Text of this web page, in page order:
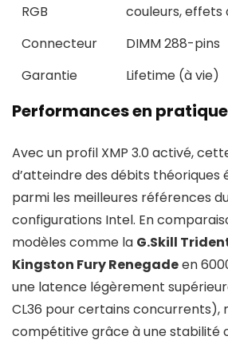
RGB
couleurs, effets
Connecteur
DIMM 288-pins
Garantie
Lifetime (à vie)
Performances en pratique
Avec un profil XMP 3.0 activé,
d’atteindre des débits théoriques
parmi les meilleures références
configurations Intel. En
modèles comme la G.Skill
Kingston Fury Renegadeen
une latence légèrement
CL36 pour certains concurrents),
compétitive grâce à une stabilité